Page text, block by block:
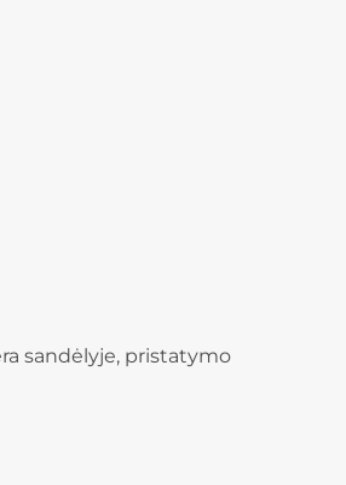
sandėlyje, pristatymo